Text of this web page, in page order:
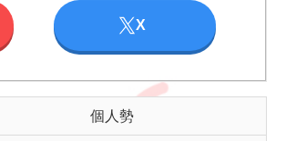
X
個人勢